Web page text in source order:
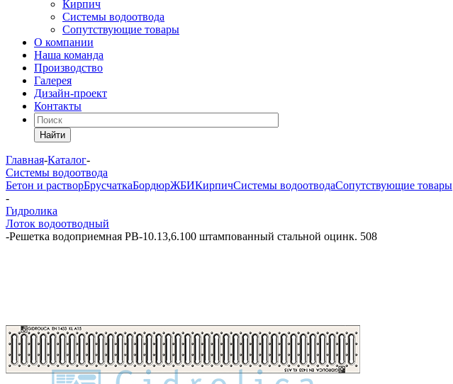
Кирпич
Системы водоотвода
Сопутствующие товары
О компании
Наша команда
Производство
Галерея
Дизайн-проект
Контакты
Найти
Главная-Каталог-
Системы водоотвода
Бетон и растворБрусчаткаБордюрЖБИКирпичСистемы водоотводаСопутствующие товары
-
Гидролика
Лоток водоотводный
-Решетка водоприемная РВ-10.13,6.100 штампованный стальной оцинк. 508